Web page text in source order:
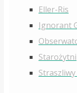
Eller-Ris
Ignorant
Starożytni